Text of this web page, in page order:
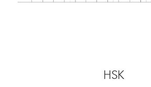
HSK